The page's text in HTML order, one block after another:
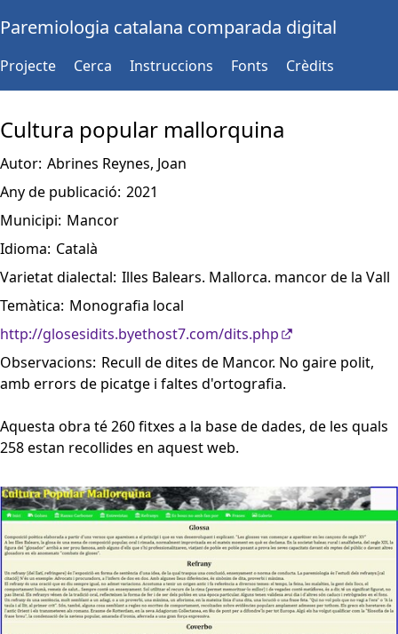
Paremiologia catalana comparada digital
Projecte Cerca Instruccions Fonts Crèdits
Cultura popular mallorquina
Autor: Abrines Reynes, Joan
Any de publicació: 2021
Municipi: Mancor
Idioma: Català
Varietat dialectal: Illes Balears. Mallorca. mancor de la Vall
Temàtica: Monografia local
http://glosesidits.byethost7.com/dits.php
Observacions: Recull de dites de Mancor. No gaire polit,
amb errors de picatge i faltes d'ortografia.
Aquesta obra té 260 fitxes a la base de dades, de les quals
258 estan recollides en aquest web.